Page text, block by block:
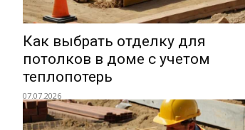
Как выбрать отделку для
потолков в доме с учетом
теплопотерь
07.07.2026